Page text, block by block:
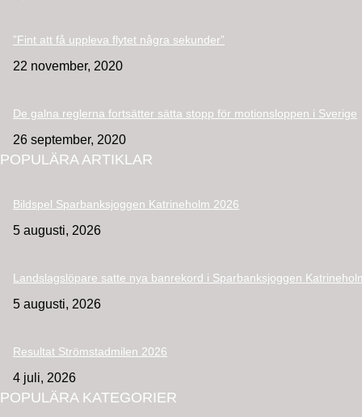
”Fint att få uppleva flytet några sekunder”
22 november, 2020
De galna reglerna fortsätter sätta stopp för motionsloppen i Sverige
26 september, 2020
POPULÄRA ARTIKLAR
Bildspel Sparbanksjoggen Katrineholm 2026
5 augusti, 2026
Landslagslöpare satte nya banrekord i Sparbanksjoggen
5 augusti, 2026
Resultat Strömstadmilen 2026
4 juli, 2026
POPULÄRA KATEGORIER